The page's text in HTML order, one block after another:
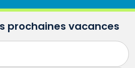
prochaines vacances